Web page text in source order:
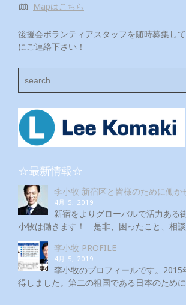
Mapはこちら
後援会ボランティアスタッフを随時募集し
にご連絡下さい！
☆最新情報☆
李小牧 新宿区と皆様のために働か
4月 5, 2019
新宿をよりグローバルで活力ある
小牧は働きます！ 是非、困ったこと、相
李小牧 PROFILE
4月 5, 2019
李小牧のプロフィールです。2015
得しました。第二の祖国である日本のため